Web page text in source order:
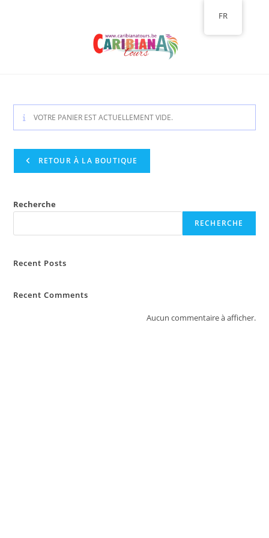
VOTRE PANIER EST ACTUELLEMENT VIDE.
RETOUR À LA BOUTIQUE
Recherche
RECHERCHE
Recent Posts
Recent Comments
Aucun commentaire à afficher.
FR